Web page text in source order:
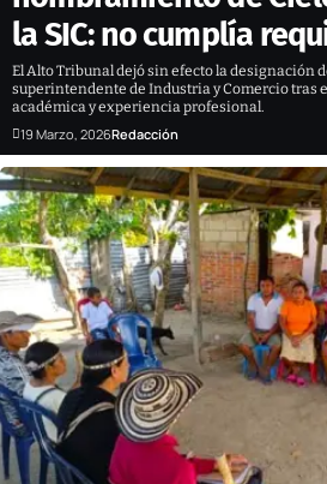
la SIC: no cumplía
El Alto Tribunal dejó sin efecto la designación
superintendente de Industria y Comercio tras
académica y experiencia profesional.
19 Marzo, 2026Redacción